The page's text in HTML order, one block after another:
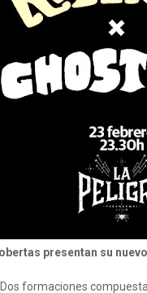
presentan su
formaciones